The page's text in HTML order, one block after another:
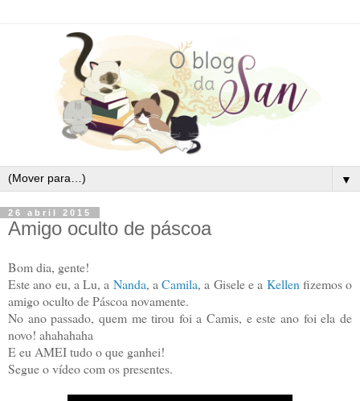
▼
26 abril 2015
Amigo oculto de páscoa
Bom dia, gente!
Este ano eu, a Lu, a Nanda, aCamila, a Gisele e a Kellen fizemos o
amigo oculto de Páscoa novamente.
No ano passado, quem me tirou foi a Camis, e este ano foi ela de
novo! ahahahaha
E eu AMEI tudo o que ganhei!
Segue o vídeo com os presentes.